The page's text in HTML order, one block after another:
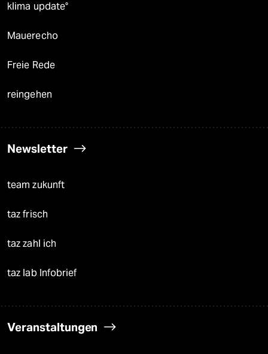
klima update°
Mauerecho
Freie Rede
reingehen
Newsletter
team zukunft
taz frisch
taz zahl ich
taz lab Infobrief
Veranstaltungen